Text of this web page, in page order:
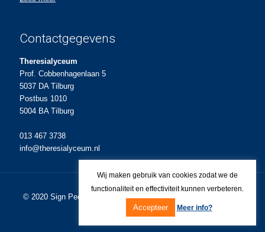
Contactgegevens
Theresialyceum
Prof. Cobbenhagenlaan 5
5037 DA Tilburg
Postbus 1010
5004 BA Tilburg
013 467 3738
info@theresialyceum.nl
© 2020 Sign People Ontwerp en realisatie voor Theresialyceum.
Wij maken gebruik van cookies zodat we de
functionaliteit en effectiviteit kunnen verbeteren.
Accepteer Meer info?